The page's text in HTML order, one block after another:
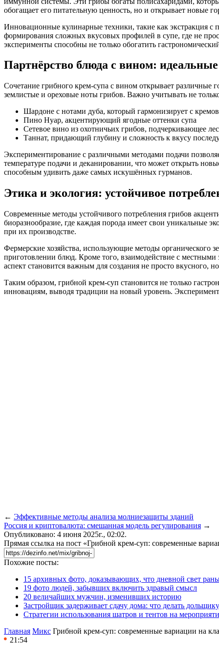
обогащает его питательную ценность, но и открывает новые
Инновационные кулинарные техники, такие как экстракция с
формирования сложных вкусовых профилей в супе, где не
эксперименты способны не только обогатить
Партнёрство блюда с вином:
Сочетание грибного крем-супа с вином открывает различные
землистые и ореховые ноты грибов. Важно учитывать не
Шардоне с нотами дуба, который гармонизирует с
Пино Нуар, акцентирующий ягодные оттенки супа
Сетевое вино из охотничьих грибов, подчеркивающее
Таннат, придающий глубину и сложность к вкусу
Экспериментирование с различными методами подачи
температуре подачи и деканировании, что может открыть
способным удивить даже самых искушённых гурманов.
Этика и экология: устойчивое
Современные методы устойчивого потребления грибов
биоразнообразие, где каждая порода имеет свои уникальные
при их производстве.
Фермерские хозяйства, использующие методы органического
приготовлении блюд. Кроме того, взаимодействие с местными
аспект становится важным для создания не просто вкусного,
Таким образом, грибной крем-суп становится не только
инновациям, выводя традиции на новый уровень.
← Эффективные методы анализа молниезащиты зданий
Россия и криптовалюта: смешанная модель регулирования →
Опубликовано: 4 июня 2025г., 02:02.
Прямая ссылка на пост «Грибной крем-суп: современные
Похожие посты:
15 архивных фото, доказывающих, что дневной свет
19 фото людей, забывших включить здравый смысл
20 величайших мужчин, изменивших историю
Застройщик задерживает сдачу дома: что делать
Стратегии использования шатров и тентов на
Главная Микс Грибной крем-суп: современные вариации на
21:54